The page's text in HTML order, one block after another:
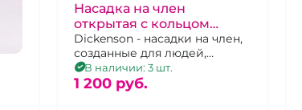
Насадка на член
открытая с кольцом
"Dickenson" Властелин
тьмы
Dickenson - насадки на член,
созданные для людей,
которые любят яркие
ощущения и ищут что-то
новое в сексе!
В наличии: 3 шт.
1 200 pуб.